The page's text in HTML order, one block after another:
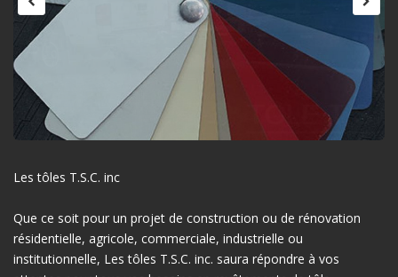
Les tôles T.S.C. inc
Que ce soit pour un projet de construction ou de rénovation
résidentielle, agricole, commerciale, industrielle ou
institutionnelle, Les tôles T.S.C. inc. saura répondre à vos